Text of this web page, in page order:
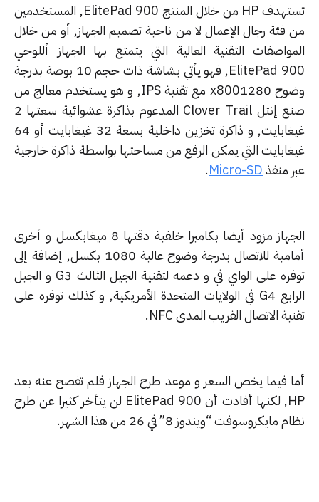
HPمن خلال المنتجElitePad 900, المستخدمين
فئة رجال الإعمال لا من ناحية تصميم الجهاز, أو من خلال
التقنية العالية التي يتمتع بها الجهاز أللوحي
ElitePad
, فهو يأتي بشاشة ذات حجم 10 بوصة بدرجة
1280
x800مع تقنيةIPS, و هو يستخدم معالج من
إنتل Clover Trail
المدعوم بذاكرة عشوائية سعتها 2
غيغابايت, و ذاكرة تخزين داخلية بسعة 32 غيغابايت أو 64
التي يمكن الرفع من مساحتها بواسطة ذاكرة خارجية
منفذMicro-SD
.
الجهاز مزود أيضا بكاميرا خلفية دقتها 8 ميغابكسل و أخرى
أمامية للاتصال بدرجة وضوح عالية 1080 بكسل, إضافة إلى
على الواي في و دعمه لتقنية الجيل الثالث 3 Gو الجيل
4
Gفي الولايات المتحدة الأمريكية, و كذلك توفره على
الاتصال القريب المدىNFC
.
فيما يخص السعر و موعد طرح الجهاز فلم تفصح عنه بعد
, لكنها أفادت أنElitePad 900لن يتأخر كثيرا عن طرح
مايكروسوفت “ويندوز 8” في 26 من هذا الشهر.